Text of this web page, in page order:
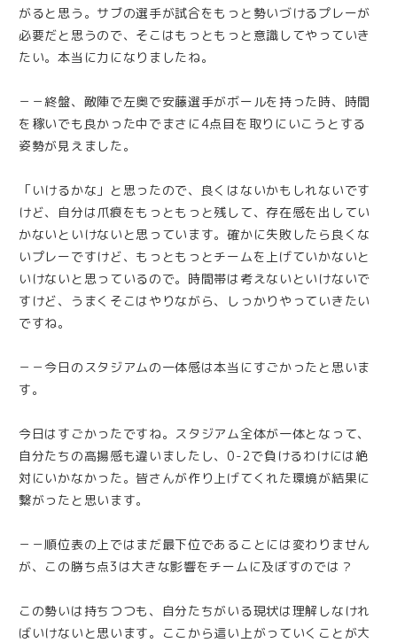
がると思う。サブの選手が試合をもっと勢いづけるプレーが
必要だと思うので、そこはもっともっと意識してやっていき
たい。本当に力になりましたね。
－－終盤、敵陣で左奥で安藤選手がボールを持った時、時間
を稼いでも良かった中でまさに4点目を取りにいこうとする
姿勢が見えました。
「いけるかな」と思ったので、良くはないかもしれないです
けど、自分は爪痕をもっともっと残して、存在感を出してい
かないといけないと思っています。確かに失敗したら良くな
いプレーですけど、もっともっとチームを上げていかないと
いけないと思っているので。時間帯は考えないといけないで
すけど、うまくそこはやりながら、しっかりやっていきたい
ですね。
－－今日のスタジアムの一体感は本当にすごかったと思いま
す。
今日はすごかったですね。スタジアム全体が一体となって、
自分たちの高揚感も違いましたし、0-2で負けるわけには絶
対にいかなかった。皆さんが作り上げてくれた環境が結果に
繋がったと思います。
－－順位表の上ではまだ最下位であることには変わりません
が、この勝ち点3は大きな影響をチームに及ぼすのでは？
この勢いは持ちつつも、自分たちがいる現状は理解しなけれ
ばいけないと思います。ここから這い上がっていくことが大